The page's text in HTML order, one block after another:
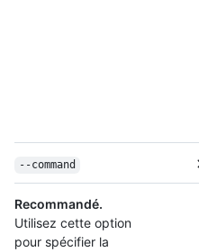
--command
Recommandé.
Utilisez cette option
pour spécifier la